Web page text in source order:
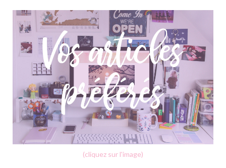
(cliquez sur l'image)